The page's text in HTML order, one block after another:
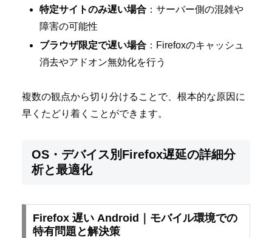
特定サイトのみ遅い場合 ：サーバー側の混雑や
障害の可能性
ブラウザ限定で遅い場合 ：Firefoxのキャッシュ
消去やアドオン無効化を行う
複数の観点から切り分けることで、根本的な原因に
早くたどり着くことができます。
OS・デバイス別Firefox遅延の詳細分
析と最適化
Firefox 遅い Android｜モバイル環境での
特有問題と解決策